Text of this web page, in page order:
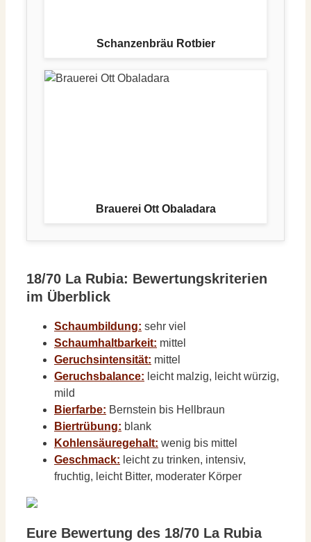
Schanzenbräu Rotbier
Brauerei Ott Obaladara
18/70 La Rubia: Bewertungskriterien
im Überblick
Schaumbildung: sehr viel
Schaumhaltbarkeit: mittel
Geruchsintensität: mittel
Geruchsbalance: leicht malzig, leicht würzig,
mild
Bierfarbe: Bernstein bis Hellbraun
Biertrübung: blank
Kohlensäuregehalt: wenig bis mittel
Geschmack: leicht zu trinken, intensiv,
fruchtig, leicht Bitter, moderater Körper
Eure Bewertung des 18/70 La Rubia